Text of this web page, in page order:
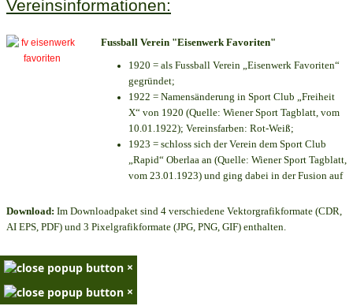
Vereinsinformationen:
Fussball Verein "Eisenwerk Favoriten"
1920 = als Fussball Verein „Eisenwerk Favoriten“
gegründet;
1922 = Namensänderung in Sport Club „Freiheit
X“ von 1920 (Quelle: Wiener Sport Tagblatt, vom
10.01.1922); Vereinsfarben: Rot-Weiß;
1923 = schloss sich der Verein dem Sport Club
„Rapid“ Oberlaa an (Quelle: Wiener Sport Tagblatt,
vom 23.01.1923) und ging dabei in der Fusion auf
Download: Im Downloadpaket sind 4 verschiedene Vektorgrafikformate (CDR,
AI EPS, PDF) und 3 Pixelgrafikformate (JPG, PNG, GIF) enthalten.
×
×